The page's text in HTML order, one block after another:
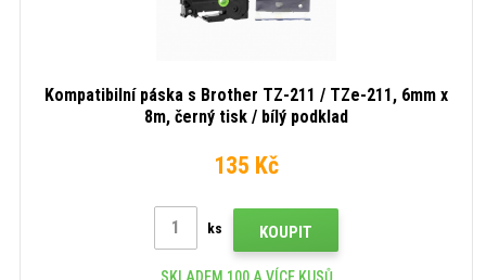
Kompatibilní páska s Brother TZ-211 / TZe-211, 6mm x
8m, černý tisk / bílý podklad
135 Kč
ks KOUPIT
SKLADEM 100 A VÍCE KUSŮ